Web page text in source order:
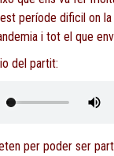
període dificil on
i tot el que
del partit:
per poder ser